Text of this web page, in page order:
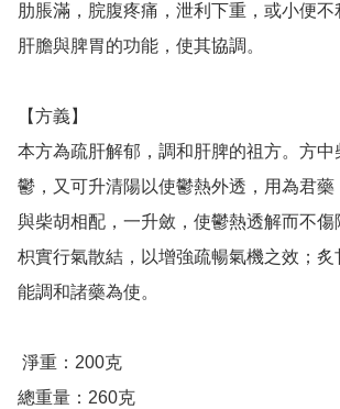
肋脹滿，脘腹疼痛，泄利下重，或小便
肝膽與脾胃的功能，使其協調。
【方義】
本方為疏肝解郁，調和肝脾的祖方。方
鬱，又可升清陽以使鬱熱外透，用為君藥
與柴胡相配，一升斂，使鬱熱透解而不傷
枳實行氣散結，以增強疏暢氣機之效；炙
能調和諸藥為使。
總重量：260克